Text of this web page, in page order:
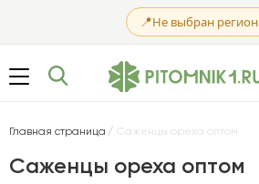
📍Не выбран регион
Главная страница Саженцы ореха оптом
Саженцы ореха оптом